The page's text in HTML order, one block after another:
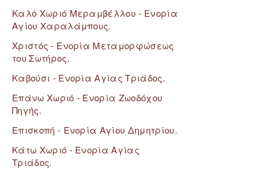
Καλό Χωριό Μεραμβέλλου - Ενορία
Αγίου Χαραλάμπους.
Χριστός - Ενορία Μεταμορφώσεως
του Σωτήρος.
Καβούσι - Ενορία Αγίας Τριάδος.
Επάνω Χωριό - Ενορία Ζωοδόχου
Πηγής.
Επισκοπή - Eνορία Αγίου Δημητρίου.
Κάτω Χωριό - Ενορία Αγίας
Τριάδος.